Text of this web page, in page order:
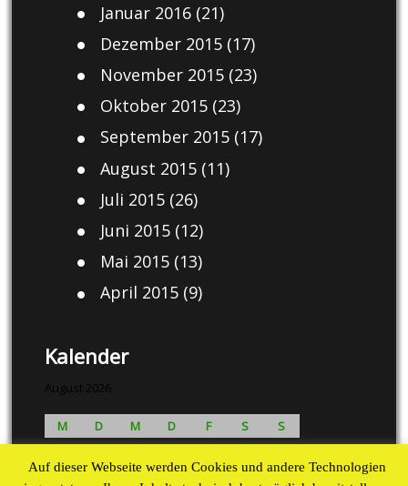
Januar 2016(21)
Dezember 2015(17)
November 2015(23)
Oktober 2015(23)
September 2015(17)
August 2015(11)
Juli 2015(26)
Juni 2015(12)
Mai 2015(13)
April 2015(9)
Kalender
August 2026
M D M D F S
S
1
2
3
4 5 6 7 8 9
Auf dieser Webseite werden Cookies und andere Technologien